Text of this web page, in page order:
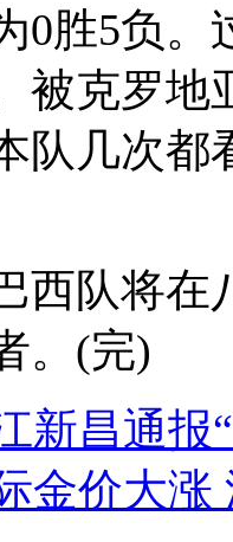
0胜5负
被克罗地
队几次都
队将在
。(完)
新昌通报
金价大涨